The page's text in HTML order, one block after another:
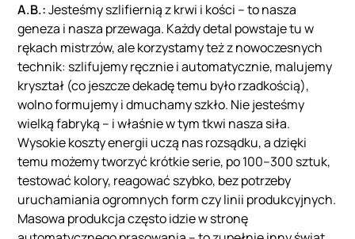
A.B.:Jesteśmy szlifiernią z krwi i kości – to nasza
geneza i nasza przewaga. Każdy detal powstaje tu w
rękach mistrzów, ale korzystamy też z nowoczesnych
technik: szlifujemy ręcznie i automatycznie, malujemy
kryształ (co jeszcze dekadę temu było rzadkością),
wolno formujemy i dmuchamy szkło. Nie jesteśmy
wielką fabryką – i właśnie w tym tkwi nasza siła.
Wysokie koszty energii uczą nas rozsądku, a dzięki
temu możemy tworzyć krótkie serie, po 100–300 sztuk,
testować kolory, reagować szybko, bez potrzeby
uruchamiania ogromnych form czy linii produkcyjnych.
Masowa produkcja często idzie w stronę